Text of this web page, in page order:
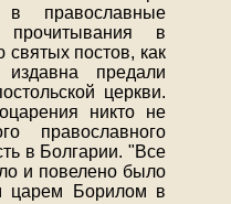
православные
в
постов, как
предали
церкви.
никто не
православного
в Болгарии. "Все
и повелено было
царем Борилом в